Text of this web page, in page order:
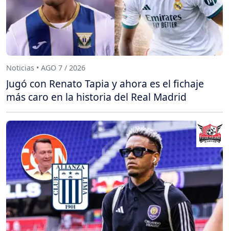
Noticias • AGO 7 / 2026
Jugó con Renato Tapia y ahora es el fichaje
más caro en la historia del Real Madrid